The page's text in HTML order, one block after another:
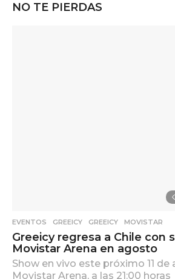
NO TE PIERDAS
EVENTOS ,GREEICY GREEICY ,MOVISTAR
Greeicy regresa a Chile con
Movistar Arena en agosto
Show en vivo este próximo 11 de
Movistar Arena, a las 21:00 horas